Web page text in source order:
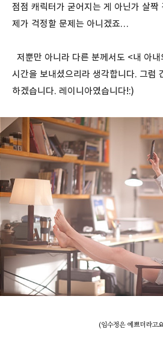
점점 캐릭터가 굳어지는 게 아닌가 살짝
제가 걱정할 문제는 아니겠죠…
저뿐만 아니라 다른 분께서도 <내 아
시간을 보내셨으리라 생각합니다. 그럼
하겠습니다. 레이니아였습니다!:)
(임수정은 예쁘더라고